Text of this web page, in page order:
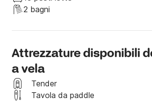
2 bagni
Attrezzature disponibili
a vela
Tender
Tavola da paddle